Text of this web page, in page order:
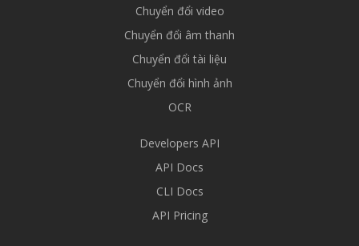
Chuyển đổi video
Chuyển đổi âm thanh
Chuyển đổi tài liệu
Chuyển đổi hình ảnh
OCR
Developers API
API Docs
CLI Docs
API Pricing